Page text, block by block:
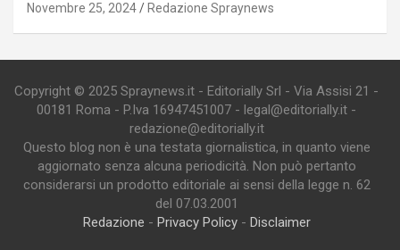
Novembre 25, 2024 Redazione Spraynews
Copyright © 2025 Spraynews.it - Editorially Srl - Via Assisi 21 -
00181 Roma - P.Iva 16947451007 - legal@editorially.it -
redazione@editorially.it
Questo blog non è una testata giornalistica, in quanto viene
aggiornato senza alcuna periodicità. Non può pertanto
considerarsi un prodotto editoriale ai sensi della legge n. 62
del 07.03.2001
Redazione - Privacy Policy- Disclaimer